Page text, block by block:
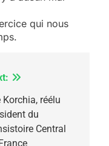
qui nous
Korchia, réélu
du
Central
selon le
contre
ET RÉSILIENTE :
REVENDIQUE
par Thérèse